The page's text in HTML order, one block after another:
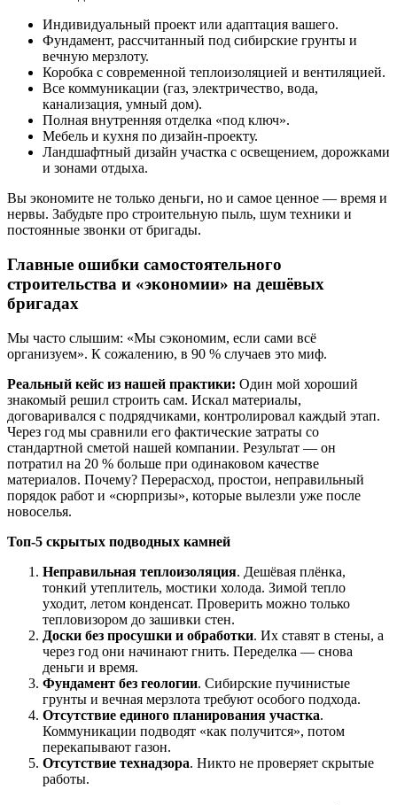
Индивидуальный проект или адаптация вашего.
Фундамент, рассчитанный под сибирские грунты и
вечную мерзлоту.
Коробка с современной теплоизоляцией и вентиляцией.
Все коммуникации (газ, электричество, вода,
канализация, умный дом).
Полная внутренняя отделка «под ключ».
Мебель и кухня по дизайн-проекту.
Ландшафтный дизайн участка с освещением, дорожками
и зонами отдыха.
Вы экономите не только деньги, но и самое ценное — время и
нервы. Забудьте про строительную пыль, шум техники и
постоянные звонки от бригады.
Главные ошибки самостоятельного
строительства и «экономии» на дешёвых
бригадах
Мы часто слышим: «Мы сэкономим, если сами всё
организуем». К сожалению, в 90 % случаев это миф.
Реальный кейс из нашей практики: Один мой хороший
знакомый решил строить сам. Искал материалы,
договаривался с подрядчиками, контролировал каждый этап.
Через год мы сравнили его фактические затраты со
стандартной сметой нашей компании. Результат — он
потратил на 20 % больше при одинаковом качестве
материалов. Почему? Перерасход, простои, неправильный
порядок работ и «сюрпризы», которые вылезли уже после
новоселья.
Топ-5 скрытых подводных камней
Неправильная теплоизоляция. Дешёвая плёнка,
тонкий утеплитель, мостики холода. Зимой тепло
уходит, летом конденсат. Проверить можно только
тепловизором до зашивки стен.
Доски без просушки и обработки. Их ставят в стены, а
через год они начинают гнить. Переделка — снова
деньги и время.
Фундамент без геологии. Сибирские пучинистые
грунты и вечная мерзлота требуют особого подхода.
Отсутствие единого планирования участка.
Коммуникации подводят «как получится», потом
перекапывают газон.
Отсутствие технадзора. Никто не проверяет скрытые
работы.